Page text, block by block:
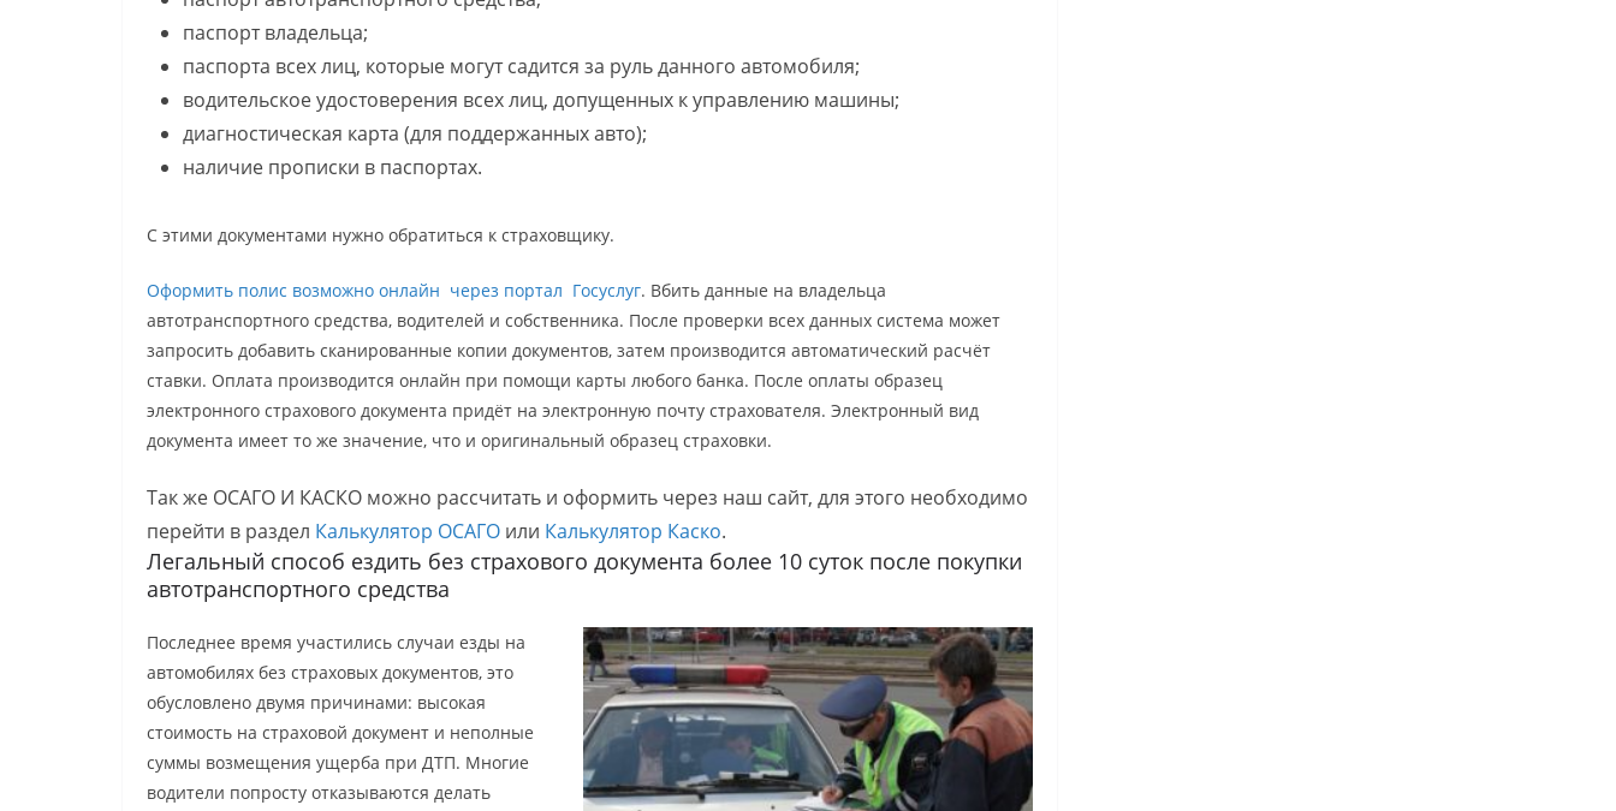
паспорт владельца;
паспорта всех лиц, которые могут садится за руль данного автомобиля;
водительское удостоверения всех лиц, допущенных к управлению машины;
диагностическая карта (для поддержанных авто);
наличие прописки в паспортах.
С этими документами нужно обратиться к страховщику.
Оформить полис возможно онлайн через портал Госуслуг. Вбить данные на владельца
автотранспортного средства, водителей и собственника. После проверки всех данных система может
запросить добавить сканированные копии документов, затем производится автоматический расчёт
ставки. Оплата производится онлайн при помощи карты любого банка. После оплаты образец
электронного страхового документа придёт на электронную почту страхователя. Электронный вид
документа имеет то же значение, что и оригинальный образец страховки.
Так же ОСАГО И КАСКО можно рассчитать и оформить через наш сайт, для этого необходимо
перейти в раздел Калькулятор ОСАГО или Калькулятор Каско.
Легальный способ ездить без страхового документа более 10 суток после покупки
автотранспортного средства
Последнее время участились случаи езды на
автомобилях без страховых документов, это
обусловлено двумя причинами: высокая
стоимость на страховой документ и неполные
суммы возмещения ущерба при ДТП. Многие
водители попросту отказываются делать